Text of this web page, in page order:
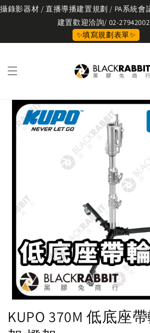
攝錄影器材 / 直播導播建置規劃 / PA系統會
建置歡迎洽詢/ 02-27942002
✨填寫規劃表單✨
KUPO 370M 低底座